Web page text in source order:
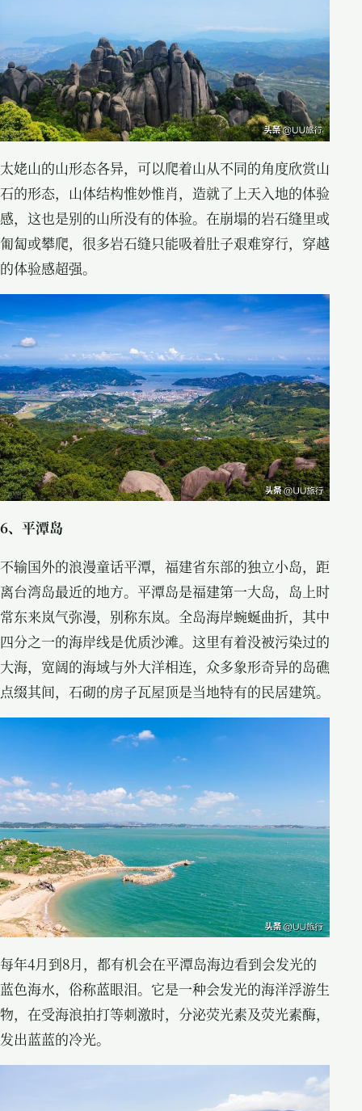
太姥山的山形态各异，可以爬着山从不同的角度欣赏山
石的形态，山体结构惟妙惟肖，造就了上天入地的体验
感，这也是别的山所没有的体验。在崩塌的岩石缝里或
匍匐或攀爬，很多岩石缝只能吸着肚子艰难穿行，穿越
的体验感超强。
6、平潭岛
不输国外的浪漫童话平潭，福建省东部的独立小岛，距
离台湾岛最近的地方。平潭岛是福建第一大岛，岛上时
常东来岚气弥漫，别称东岚。全岛海岸蜿蜒曲折，其中
四分之一的海岸线是优质沙滩。这里有着没被污染过的
大海，宽阔的海域与外大洋相连，众多象形奇异的岛礁
点缀其间，石砌的房子瓦屋顶是当地特有的民居建筑。
每年4月到8月，都有机会在平潭岛海边看到会发光的
蓝色海水，俗称蓝眼泪。它是一种会发光的海洋浮游生
物，在受海浪拍打等刺激时，分泌荧光素及荧光素酶，
发出蓝蓝的冷光。